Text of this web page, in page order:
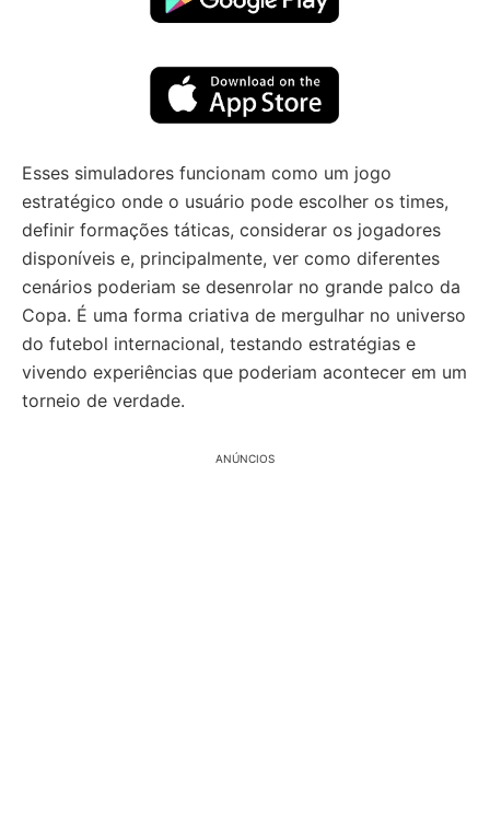
Esses simuladores funcionam como um jogo
estratégico onde o usuário pode escolher os times,
definir formações táticas, considerar os jogadores
disponíveis e, principalmente, ver como diferentes
cenários poderiam se desenrolar no grande palco da
Copa. É uma forma criativa de mergulhar no universo
do futebol internacional, testando estratégias e
vivendo experiências que poderiam acontecer em um
torneio de verdade.
ANÚNCIOS